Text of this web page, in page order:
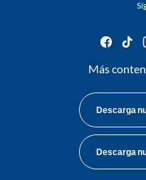
Más
Descarga
Descarga